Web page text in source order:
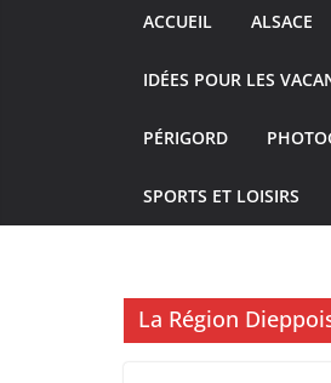
ACCUEIL ALSACE
IDÉES POUR LES
PÉRIGORD
SPORTS ET LOISIRS
La Région